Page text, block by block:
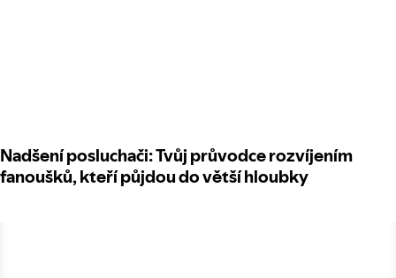
Nadšení posluchači: Tvůj průvodce rozvíjením
fanoušků, kteří půjdou do větší hloubky